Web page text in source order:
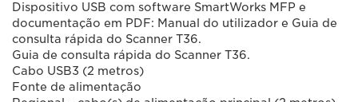
Dispositivo USB com software SmartWorks MFP e
documentação em PDF: Manual do utilizador e Guia de
consulta rápida do Scanner T36.
Guia de consulta rápida do Scanner T36.
Cabo USB3 (2 metros)
Fonte de alimentação